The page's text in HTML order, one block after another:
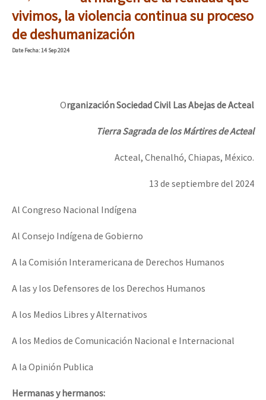
Mundo
EZLN
La Sexta
Megaproyectos
ETIQUETAS
MULTIMEDIA
Audio
Semillero Guerra contra la Humanidad. (Las poblaciones y
la naturaleza bajo asedio)
Libros para descargar
Dia 1: Encontro “Guerra contra a Humanidade”
[CDMX – 20 julio] Jornadas globales por la libertad de Jesús
vivimos, la violencia continua su proceso
de deshumanización
DateFecha: 14 Sep 2024
Organización Sociedad Civil Las Abejas de Acteal
Tierra Sagrada de los Mártires de Acteal
Acteal, Chenalhó, Chiapas, México.
13 de septiembre del 2024
Al Congreso Nacional Indígena
Al Consejo Indígena de Gobierno
A la Comisión Interamericana de Derechos Humanos
A las y los Defensores de los Derechos Humanos
A los Medios Libres y Alternativos
A los Medios de Comunicación Nacional e Internacional
A la Opinión Publica
Hermanas y hermanos: